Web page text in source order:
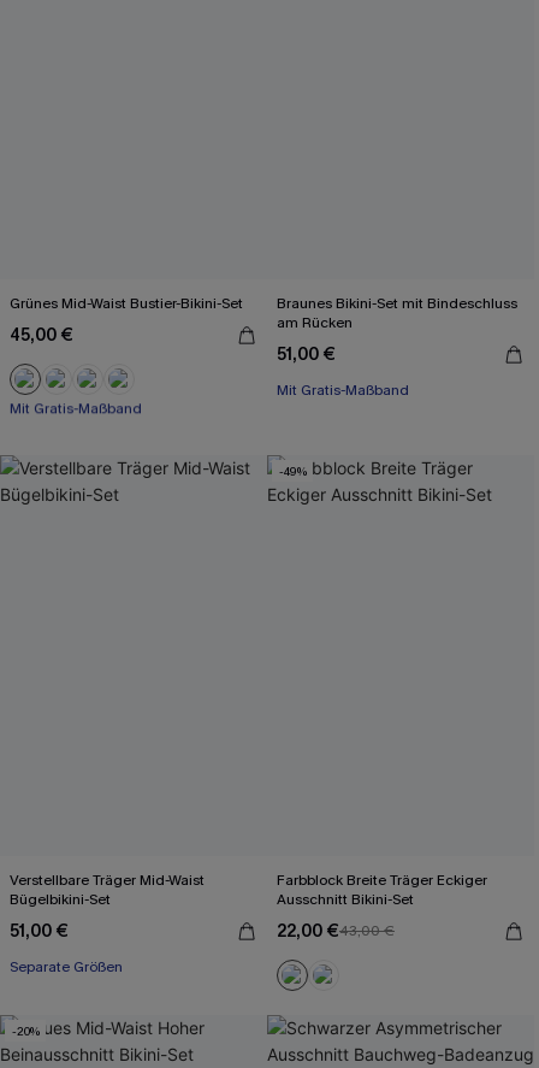
Grünes Mid-Waist Bustier-Bikini-Set
45,00 €
Mit Gratis-Maßband
Nahtlos
Braunes Bikini-Set mit Bindeschluss
am Rücken
51,00 €
Mit Gratis-Maßband
Verstellbare Träger Mid-Waist
Bügelbikini-Set
51,00 €
Separate Größen
-49%
Farbblock Breite Träger Eckiger
Ausschnitt Bikini-Set
22,00 €43,00 €
-20%